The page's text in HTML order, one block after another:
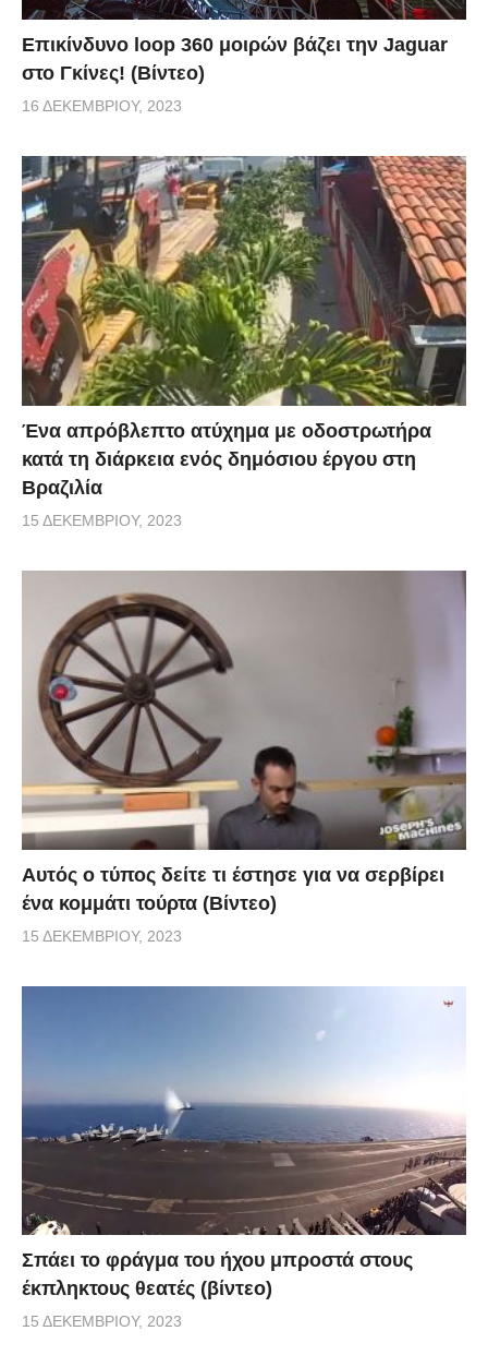
Επικίνδυνο loop 360 μοιρών βάζει την Jaguar
στο Γκίνες! (Βίντεο)
16 ΔΕΚΕΜΒΡΊΟΥ, 2023
Ένα απρόβλεπτο ατύχημα με οδοστρωτήρα
κατά τη διάρκεια ενός δημόσιου έργου στη
Βραζιλία
15 ΔΕΚΕΜΒΡΊΟΥ, 2023
Αυτός ο τύπος δείτε τι έστησε για να σερβίρει
ένα κομμάτι τούρτα (Βίντεο)
15 ΔΕΚΕΜΒΡΊΟΥ, 2023
Σπάει το φράγμα του ήχου μπροστά στους
έκπληκτους θεατές (βίντεο)
15 ΔΕΚΕΜΒΡΊΟΥ, 2023